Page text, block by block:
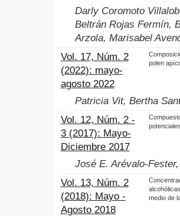
Darly Coromoto
Beltrán Rojas Fermín,
Arzola, Marisabel
Vol. 17, Núm. 2
(2022): mayo-
agosto 2022
polen
Patricia Vit, Bertha
Vol. 12, Núm. 2 -
3 (2017): Mayo-
Diciembre 2017
José E. Arévalo-
Vol. 13, Núm. 2
(2018): Mayo -
Agosto 2018
medio de